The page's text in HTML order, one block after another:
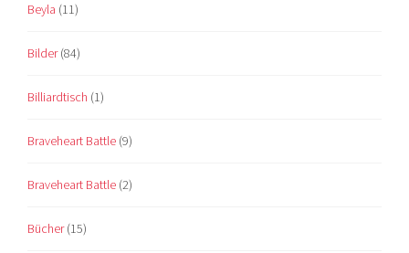
Beyla (11)
Bilder(84)
Billiardtisch (1)
Braveheart Battle (9)
Braveheart Battle (2)
Bücher(15)